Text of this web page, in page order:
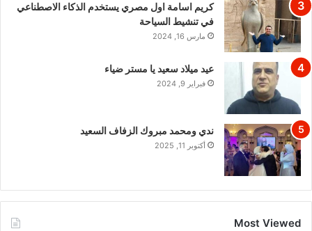
كريم اسامة اول مصري يستخدم الذكاء الاصطناعي
في تنشيط السياحة
مارس 16, 2024
عيد ميلاد سعيد يا مستر ضياء
فبراير 9, 2024
ندي ومحمد مبروك الزفاف السعيد
أكتوبر 11, 2025
Most Viewed